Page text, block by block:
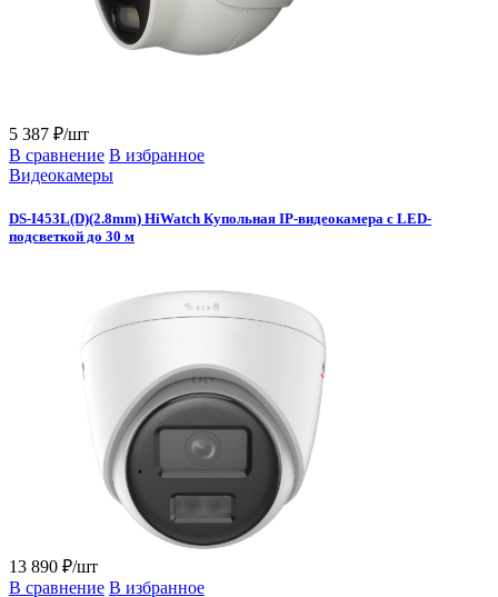
5 387 ₽/шт
В сравнение В избранное
Видеокамеры
DS-I453L(D)(2.8mm) HiWatch Купольная IP-видеокамера с LED-
подсветкой до 30 м
13 890 ₽/шт
В сравнение В избранное